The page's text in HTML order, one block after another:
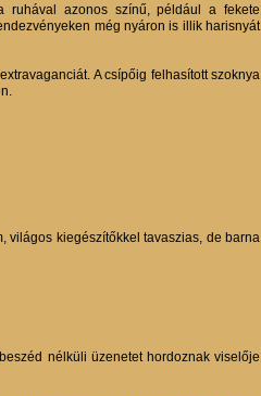
ruhával azonos színű, például a fekete
még nyáron is illik harisnyát
A csípőig felhasított szoknya
világos kiegészítőkkel tavaszias, de barna
nélküli üzenetet hordoznak viselője